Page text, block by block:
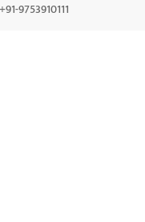
9753910111